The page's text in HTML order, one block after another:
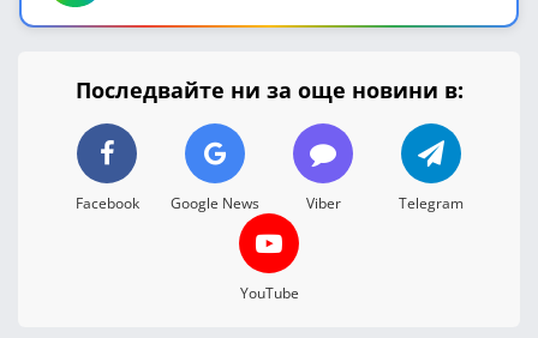
Последвайте ни за още новини в:
Facebook Google News Viber Telegram
YouTube